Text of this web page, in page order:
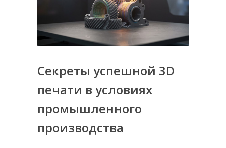
Секреты успешной 3D
печати в условиях
промышленного
производства